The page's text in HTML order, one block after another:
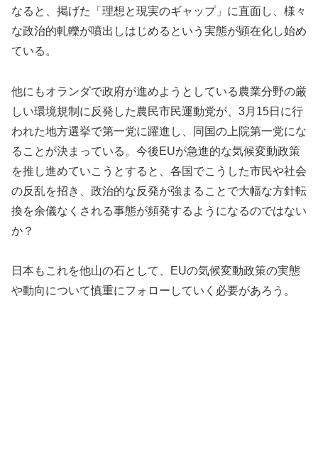
なると、掲げた「理想と現実のギャップ」に直面し、様々
な政治的軋轢が噴出しはじめるという実態が顕在化し始め
ている。
他にもオランダで政府が進めようとしている農業分野の厳
しい環境規制に反発した農民市民運動党が、3月15日に行
われた地方選挙で第一党に躍進し、同国の上院第一党にな
ることが決まっている。今後EUが急進的な気候変動政策
を推し進めていこうとすると、各国でこうした市民や社会
の反乱を招き、政治的な反発が強まることで大幅な方針転
換を余儀なくされる事態が頻発するようになるのではない
か？
日本もこれを他山の石として、EUの気候変動政策の実態
や動向について慎重にフォローしていく必要があろう。